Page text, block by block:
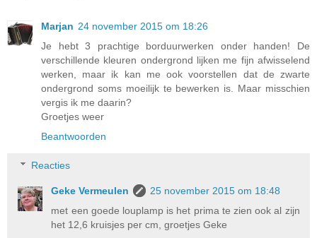
Marjan 24 november 2015 om 18:26
Je hebt 3 prachtige borduurwerken onder handen! De
verschillende kleuren ondergrond lijken me fijn afwisselend
werken, maar ik kan me ook voorstellen dat de zwarte
ondergrond soms moeilijk te bewerken is. Maar misschien
vergis ik me daarin?
Groetjes weer
Beantwoorden
Reacties
Geke Vermeulen
25 november 2015 om 18:48
met een goede louplamp is het prima te zien ook al zijn
het 12,6 kruisjes per cm, groetjes Geke